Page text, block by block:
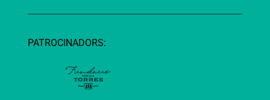
PATROCINADORS: